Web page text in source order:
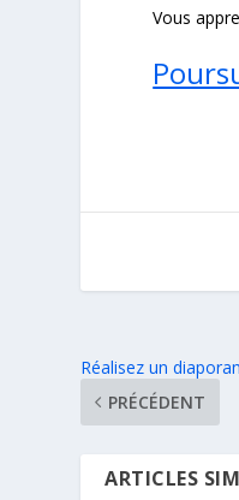
Vous
Réalisez un
PRÉCÉDENT
ARTICLES